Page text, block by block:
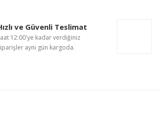
ve Güvenli Teslimat
12:00'ye kadar verdiğiniz
aynı gün kargoda.